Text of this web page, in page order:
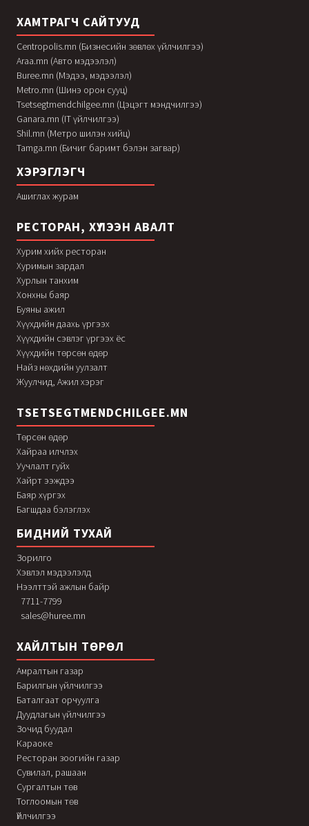
ХАМТРАГЧ САЙТУУД
Centropolis.mn (Бизнесийн зөвлөх үйлчилгээ)
Araa.mn (Авто мэдээлэл)
Buree.mn (Мэдээ, мэдээлэл)
Metro.mn (Шинэ орон сууц)
Tsetsegtmendchilgee.mn (Цэцэгт мэндчилгээ)
Ganara.mn (IT үйлчилгээ)
Shil.mn (Метро шилэн хийц)
Tamga.mn (Бичиг баримт бэлэн загвар)
ХЭРЭГЛЭГЧ
Ашиглах журам
РЕСТОРАН, ХҮЛЭЭН АВАЛТ
Хурим хийх ресторан
Хуримын зардал
Хурлын танхим
Хонхны баяр
Буяны ажил
Хүүхдийн даахь үргээх
Хүүхдийн сэвлэг үргээх ёс
Хүүхдийн төрсөн өдөр
Найз нөхдийн уулзалт
Жуулчид, Ажил хэрэг
TSETSEGTMENDCHILGEE.MN
Төрсөн өдөр
Хайраа илчлэх
Уучлалт гуйх
Хайрт ээждээ
Баяр хүргэх
Багшдаа бэлэглэх
БИДНИЙ ТУХАЙ
Зорилго
Хэвлэл мэдээлэлд
Нээлттэй ажлын байр
7711-7799
sales@huree.mn
ХАЙЛТЫН ТӨРӨЛ
Амралтын газар
Барилгын үйлчилгээ
Баталгаат орчуулга
Дуудлагын үйлчилгээ
Зочид буудал
Караоке
Ресторан зоогийн газар
Сувилал, рашаан
Сургалтын төв
Тоглоомын төв
Үйлчилгээ